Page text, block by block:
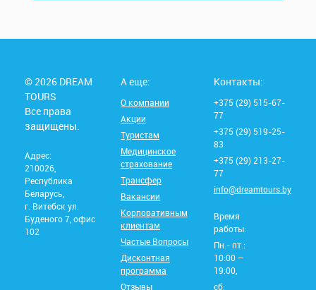
© 2026 DREAM
TOURS
Все права
защищены.
Адрес:
210026,
Республика
Беларусь,
г. Витебск ул.
Буденого 7, офис
102
А еще:
О компании
Акции
Туристам
Медицинское
страхование
Трансфер
Вакансии
Корпоративным
клиентам
Частые Вопросы
Дисконтная
программа
Отзывы
Контакты:
+375 (29) 515-67-
77
+375 (29) 519-25-
83
+375 (29) 213-27-
77
info@dreamtours.by
Время
работы:
Пн.- пт.:
10:00 –
19:00,
сб: